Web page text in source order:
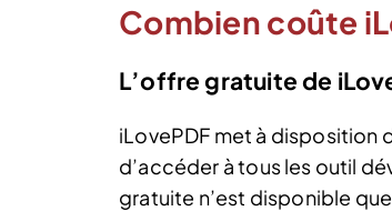
Combien coûte
L’offre gratuite de
iLovePDF met à disposition
d’accéder à tous les outil
gratuite n’est disponible